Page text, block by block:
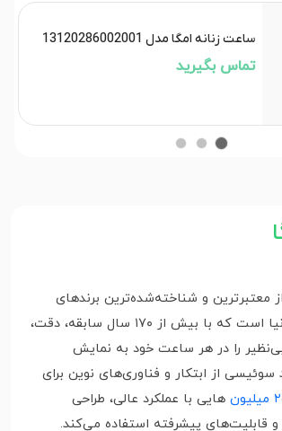
ساعت زنانه امگا مدل 13120286002001
تماس بگیرید
معتبرترین و شناخته‌شده‌ترین برندهای
ساعت‌سازی در دنیا است که با بیش از ۱۷۰ سال سابقه، دقت،
را در هر ساعت خود به نمایش
سوئیسی از ابتکار و فناوری‌های نوین برای
هایی با عملکرد عالی، طراحی
قابلیت‌های پیشرفته استفاده می‌کند.